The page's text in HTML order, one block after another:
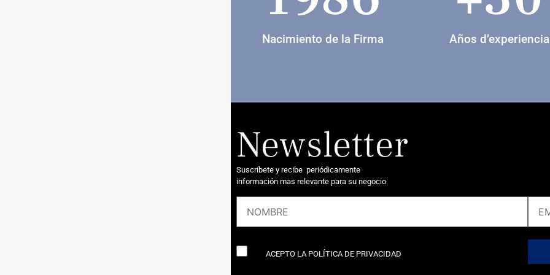
Nacimiento de la Firma Años d’experiencia
Newsletter
Suscríbete y recibe periódicamente
información mas relevante para su negocio
ACEPTO LA POLÍTICA DE PRIVACIDAD